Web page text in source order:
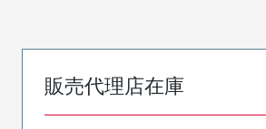
販売代理店在庫